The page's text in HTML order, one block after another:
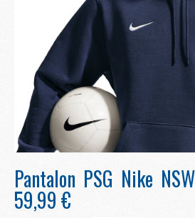
Pantalon PSG Nike
59,99 €